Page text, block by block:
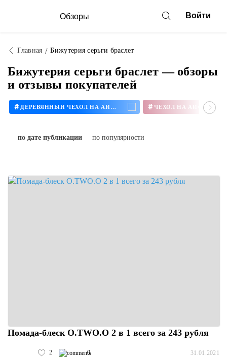
Обзоры Войти
Главная Бижутерия серьги браслет
Бижутерия серьги браслет — обзоры
и отзывы покупателей
# ДЕРЕВЯННЫЙ ЧЕХОЛ НА АЙФОН # ЧЕХОЛ НА АЙФОН 11
по дате публикации по популярности
Помада-блеск O.TWO.O 2 в 1 всего за 243 рубля
2 0 31.01.2021